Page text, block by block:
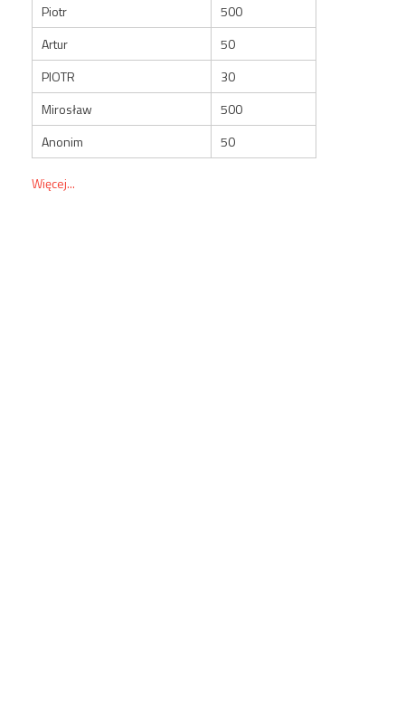
Piotr
500
Artur
50
PIOTR
30
Mirosław
500
Anonim
50
Więcej...